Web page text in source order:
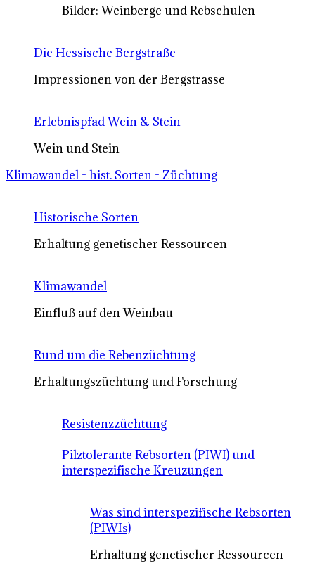
Bilder: Weinberge und Rebschulen
Die Hessische Bergstraße
Impressionen von der Bergstrasse
Erlebnispfad Wein & Stein
Wein und Stein
Klimawandel - hist. Sorten - Züchtung
Historische Sorten
Erhaltung genetischer Ressourcen
Klimawandel
Einfluß auf den Weinbau
Rund um die Rebenzüchtung
Erhaltungszüchtung und Forschung
Resistenzzüchtung
Pilztolerante Rebsorten (PIWI) und
interspezifische Kreuzungen
Was sind interspezifische Rebsorten
(PIWIs)
Erhaltung genetischer Ressourcen